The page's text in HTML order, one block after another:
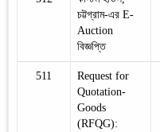
চট্টগ্রাম-এর E-
Auction
বিজ্ঞপ্তি
511
Request for
Quotation-
Goods
(RFQG):